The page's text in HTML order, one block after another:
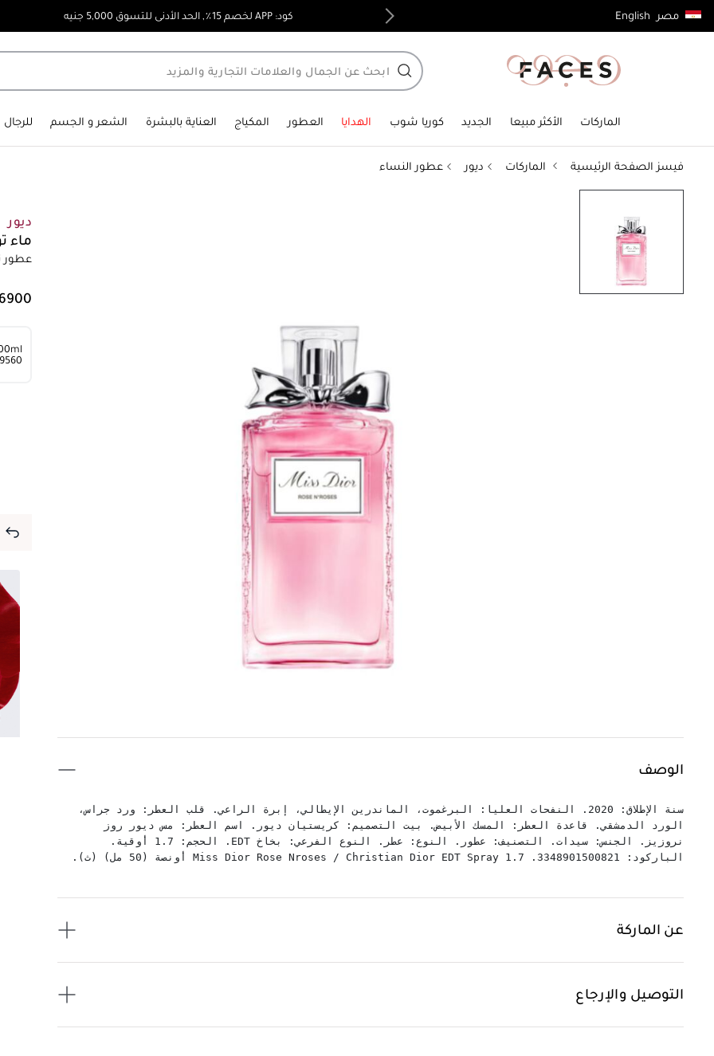
مصر English كود: APP لخصم 15٪, الحد الأدنى للتسوق 5,000 جنيه توصيل مجاني لجميع الطلبات فوق 4,000ج.م
الماركات الأكثر مبيعا الجديد كوريا شوب الهدايا العطور المكياج العناية بالبشرة الشعر و الجسم للرجال
فيسز الصفحة الرئيسية الماركات ديور عطور النساء
الوصف
سنة الإطلاق: 2020. النفحات العليا: البرغموت، الماندرين الإيطالي، إبرة الراعي. قلب العطر: ورد جراس،
الورد الدمشقي. قاعدة العطر: المسك الأبيض. بيت التصميم: كريستيان ديور. اسم العطر: مس ديور روز
نروزيز. الجنس: سيدات. التصنيف: عطور. النوع: عطر. النوع الفرعي: بخاخ EDT. الحجم: 1.7 أوقية.
الباركود: 3348901500821. Miss Dior Rose Nroses / Christian Dior EDT Spray 1.7 أونصة (50 مل) (ث).
عن الماركة
التوصيل والإرجاع
ديور
ماء
عطور
100ml
⁦9560⁩ ج.م